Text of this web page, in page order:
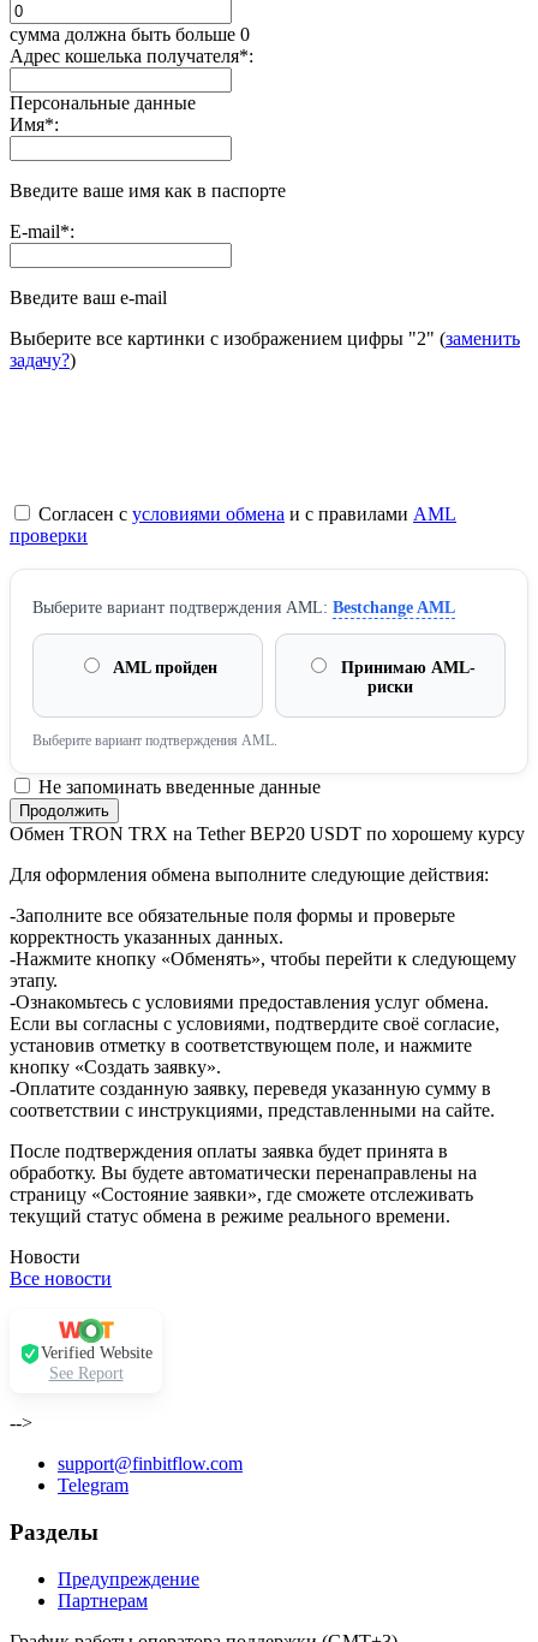
сумма должна быть больше 0
Адрес кошелька получателя*:
Персональные данные
Имя*:
Введите ваше имя как в паспорте
E-mail*:
Введите ваш e-mail
Выберите все картинки с изображением цифры "2" (заменить
задачу?)
Согласен с условиями обмена и с правилами AML
проверки
Выберите вариант подтверждения AML: Bestchange AML
AML пройден
Принимаю AML-
риски
Выберите вариант подтверждения AML.
Не запоминать введенные данные
Обмен TRON TRX на Tether BEP20 USDT по хорошему курсу
Для оформления обмена выполните следующие действия:
-Заполните все обязательные поля формы и проверьте
корректность указанных данных.
-Нажмите кнопку «Обменять», чтобы перейти к следующему
этапу.
-Ознакомьтесь с условиями предоставления услуг обмена.
Если вы согласны с условиями, подтвердите своё согласие,
установив отметку в соответствующем поле, и нажмите
кнопку «Создать заявку».
-Оплатите созданную заявку, переведя указанную сумму в
соответствии с инструкциями, представленными на сайте.
После подтверждения оплаты заявка будет принята в
обработку. Вы будете автоматически перенаправлены на
страницу «Состояние заявки», где сможете отслеживать
текущий статус обмена в режиме реального времени.
Новости
Все новости
Verified Website
See Report
-->
support@finbitflow.com
Telegram
Разделы
Предупреждение
Партнерам